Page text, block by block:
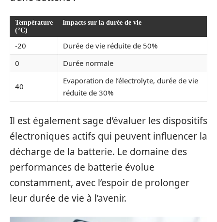
Température
(°C)
Impacts sur la durée de vie
-20
Durée de vie réduite de 50%
0
Durée normale
40
Evaporation de l’électrolyte, durée de vie
réduite de 30%
Il est également sage d’évaluer les dispositifs
électroniques actifs qui peuvent influencer la
décharge de la batterie. Le domaine des
performances de batterie évolue
constamment, avec l’espoir de prolonger
leur durée de vie à l’avenir.